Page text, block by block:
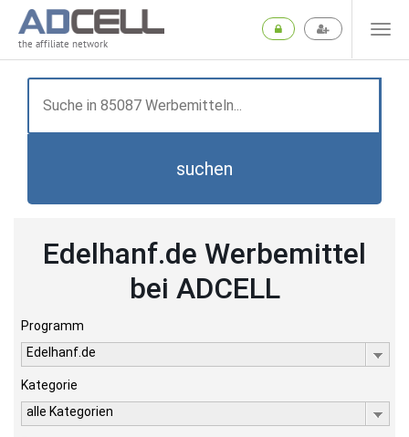
the affiliate network
suchen
Edelhanf.de Werbemittel
bei ADCELL
Programm
Edelhanf.de
Kategorie
alle Kategorien